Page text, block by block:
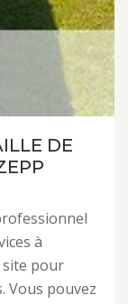
DE
à
site pour
Vous pouvez